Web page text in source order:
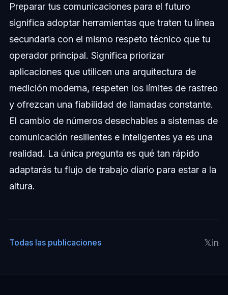
Preparar tus comunicaciones para el futuro
significa adoptar herramientas que traten tu línea
secundaria con el mismo respeto técnico que tu
operador principal. Significa priorizar
aplicaciones que utilicen una arquitectura de
medición moderna, respeten los límites de rastreo
y ofrezcan una fiabilidad de llamadas constante.
El cambio de números desechables a sistemas de
comunicación resilientes e inteligentes ya es una
realidad. La única pregunta es qué tan rápido
adaptarás tu flujo de trabajo diario para estar a la
altura.
Todas las publicaciones 𝕏in